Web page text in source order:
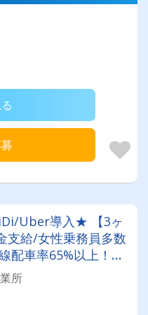
Uber導入★ 【3ヶ
支給/女性乗務員多数
配車率65%以上！乗
！希望に合わせてシ
目指していきま
所